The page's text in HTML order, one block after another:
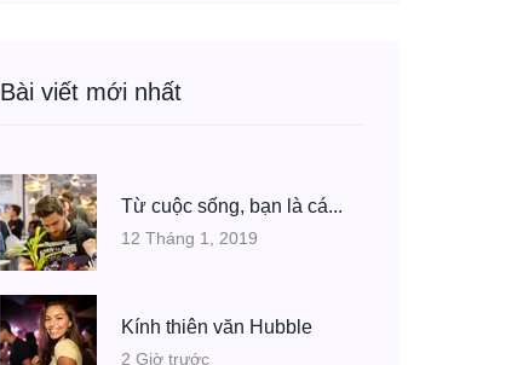
Bài viết mới nhất
Từ cuộc sống, bạn là cá...
12 Tháng 1, 2019
Kính thiên văn Hubble
2 Giờ trước